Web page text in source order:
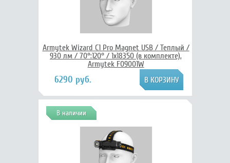
Armytek Wizard C1 Pro Magnet USB / Теплый /
930 лм / 70°:120° / 1x18350 (в комплекте),
Armytek F09001W
6290 руб.
В наличии